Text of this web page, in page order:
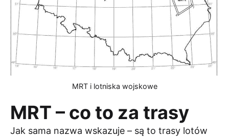
MRT i lotniska wojskowe
MRT – co to za trasy
Jak sama nazwa wskazuje – są to trasy lotów